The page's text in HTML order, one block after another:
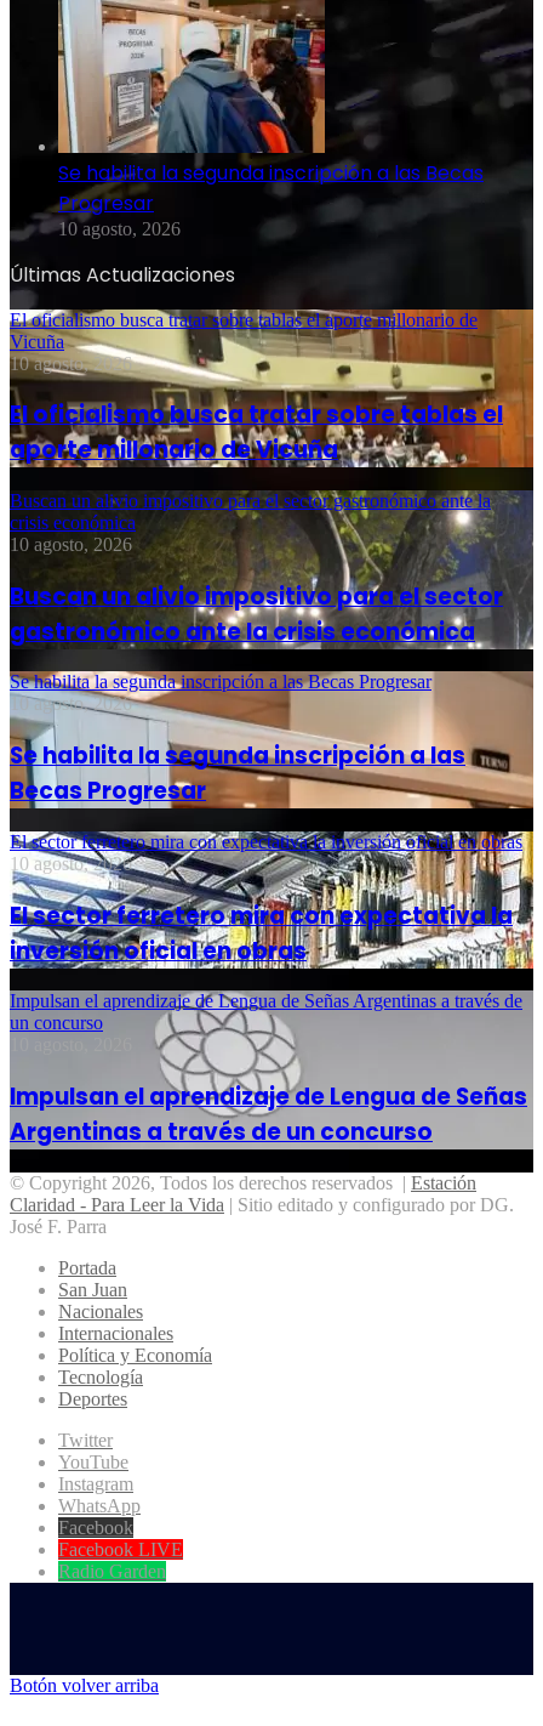
Se habilita la segunda inscripción a las Becas
Progresar
10 agosto, 2026
Últimas Actualizaciones
El oficialismo busca tratar sobre tablas el aporte millonario de
Vicuña
10 agosto, 2026
El oficialismo busca tratar sobre tablas el
aporte millonario de Vicuña
Buscan un alivio impositivo para el sector gastronómico ante la
crisis económica
10 agosto, 2026
Buscan un alivio impositivo para el sector
gastronómico ante la crisis económica
Se habilita la segunda inscripción a las Becas Progresar
10 agosto, 2026
Se habilita la segunda inscripción a las
Becas Progresar
El sector ferretero mira con expectativa la inversión oficial en obras
10 agosto, 2026
El sector ferretero mira con expectativa la
inversión oficial en obras
Impulsan el aprendizaje de Lengua de Señas Argentinas a través de
un concurso
Impulsan el aprendizaje de Lengua de Señas
Argentinas a través de un concurso
© Copyright 2026, Todos los derechos reservados | Estación
Claridad - Para Leer la Vida | Sitio editado y configurado por DG.
José F. Parra
Portada
San Juan
Nacionales
Internacionales
Política y Economía
Tecnología
Deportes
Twitter
YouTube
Instagram
WhatsApp
Facebook
Facebook LIVE
Radio Garden
Botón volver arriba